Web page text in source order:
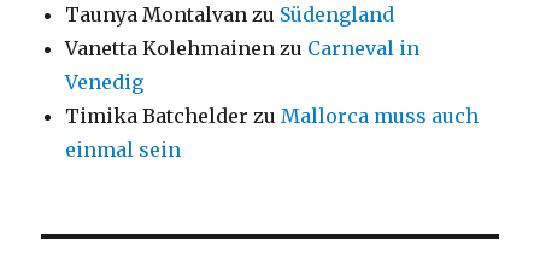
Taunya Montalvan zu Südengland
Vanetta Kolehmainen zu Carneval in
Venedig
Timika Batchelder zu Mallorca muss auch
einmal sein